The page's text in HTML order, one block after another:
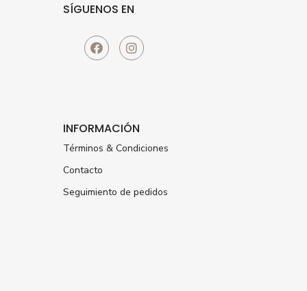
SÍGUENOS EN
INFORMACIÓN
Términos & Condiciones
Contacto
Seguimiento de pedidos